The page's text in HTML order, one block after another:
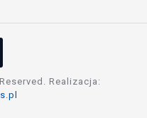
Realizacja: